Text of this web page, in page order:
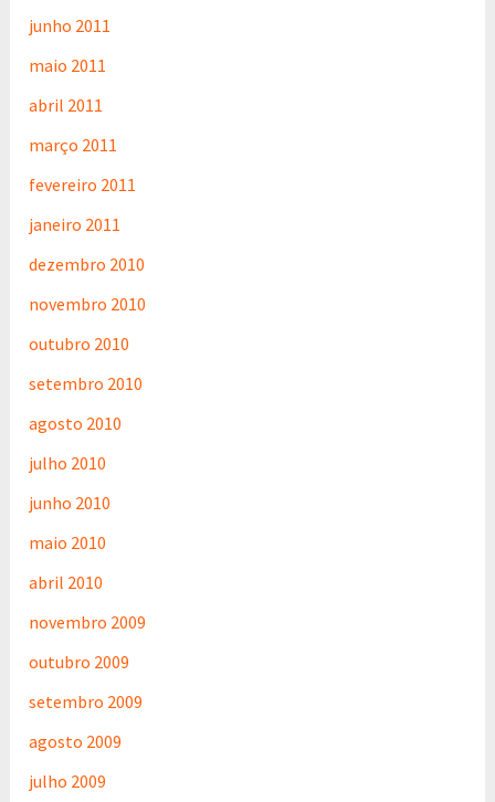
junho 2011
maio 2011
abril 2011
março 2011
fevereiro 2011
janeiro 2011
dezembro 2010
novembro 2010
outubro 2010
setembro 2010
agosto 2010
julho 2010
junho 2010
maio 2010
abril 2010
novembro 2009
outubro 2009
setembro 2009
agosto 2009
julho 2009